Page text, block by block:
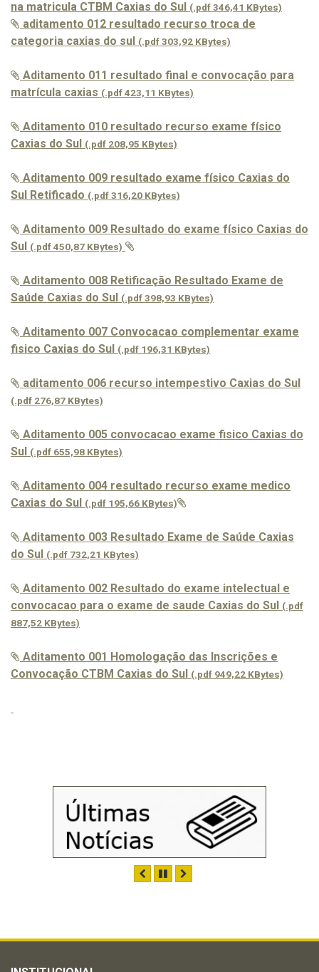
na matricula CTBM Caxias do Sul (.pdf 346,41 KBytes)
aditamento 012 resultado recurso troca de
categoria caxias do sul (.pdf 303,92 KBytes)
Aditamento 011 resultado final e convocação para
matrícula caxias (.pdf 423,11 KBytes)
Aditamento 010 resultado recurso exame físico
Caxias do Sul (.pdf 208,95 KBytes)
Aditamento 009 resultado exame físico Caxias do
Sul Retificado (.pdf 316,20 KBytes)
Aditamento 009 Resultado do exame físico Caxias do
Sul (.pdf 450,87 KBytes)
Aditamento 008 Retificação Resultado Exame de
Saúde Caxias do Sul (.pdf 398,93 KBytes)
Aditamento 007 Convocacao complementar exame
fisico Caxias do Sul (.pdf 196,31 KBytes)
aditamento 006 recurso intempestivo Caxias do Sul
(.pdf 276,87 KBytes)
Aditamento 005 convocacao exame fisico Caxias do
Sul (.pdf 655,98 KBytes)
Aditamento 004 resultado recurso exame medico
Caxias do Sul (.pdf 195,66 KBytes)
Aditamento 003 Resultado Exame de Saúde Caxias
do Sul (.pdf 732,21 KBytes)
Aditamento 002 Resultado do exame intelectual e
convocacao para o exame de saude Caxias do Sul (.pdf
887,52 KBytes)
Aditamento 001 Homologação das Inscrições e
Convocação CTBM Caxias do Sul (.pdf 949,22 KBytes)
ANTERIOR
PAUSAR